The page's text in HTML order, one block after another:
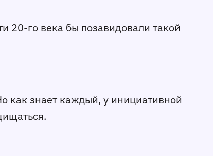
20-го века бы позавидовали такой
как знает каждый, у инициативной